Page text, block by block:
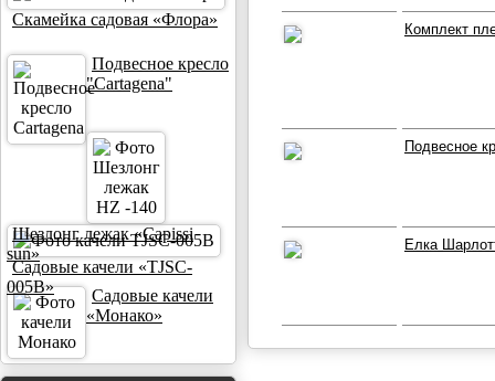
Скамейка садовая «Флора»
Подвесное кресло
"Cartagena"
Шезлонг лежак «Capissi
sun»
Садовые качели «TJSC-
005B»
Садовые качели
«Монако»
Комплект
Подвесное
Елка